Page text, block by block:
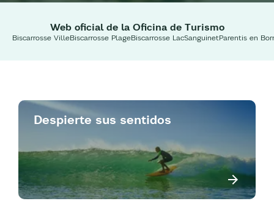
Web oficial de la Oficina de Turismo
Biscarrosse VilleBiscarrosse PlageBiscarrosse LacSanguinetParentis en
Despierte sus sentidos